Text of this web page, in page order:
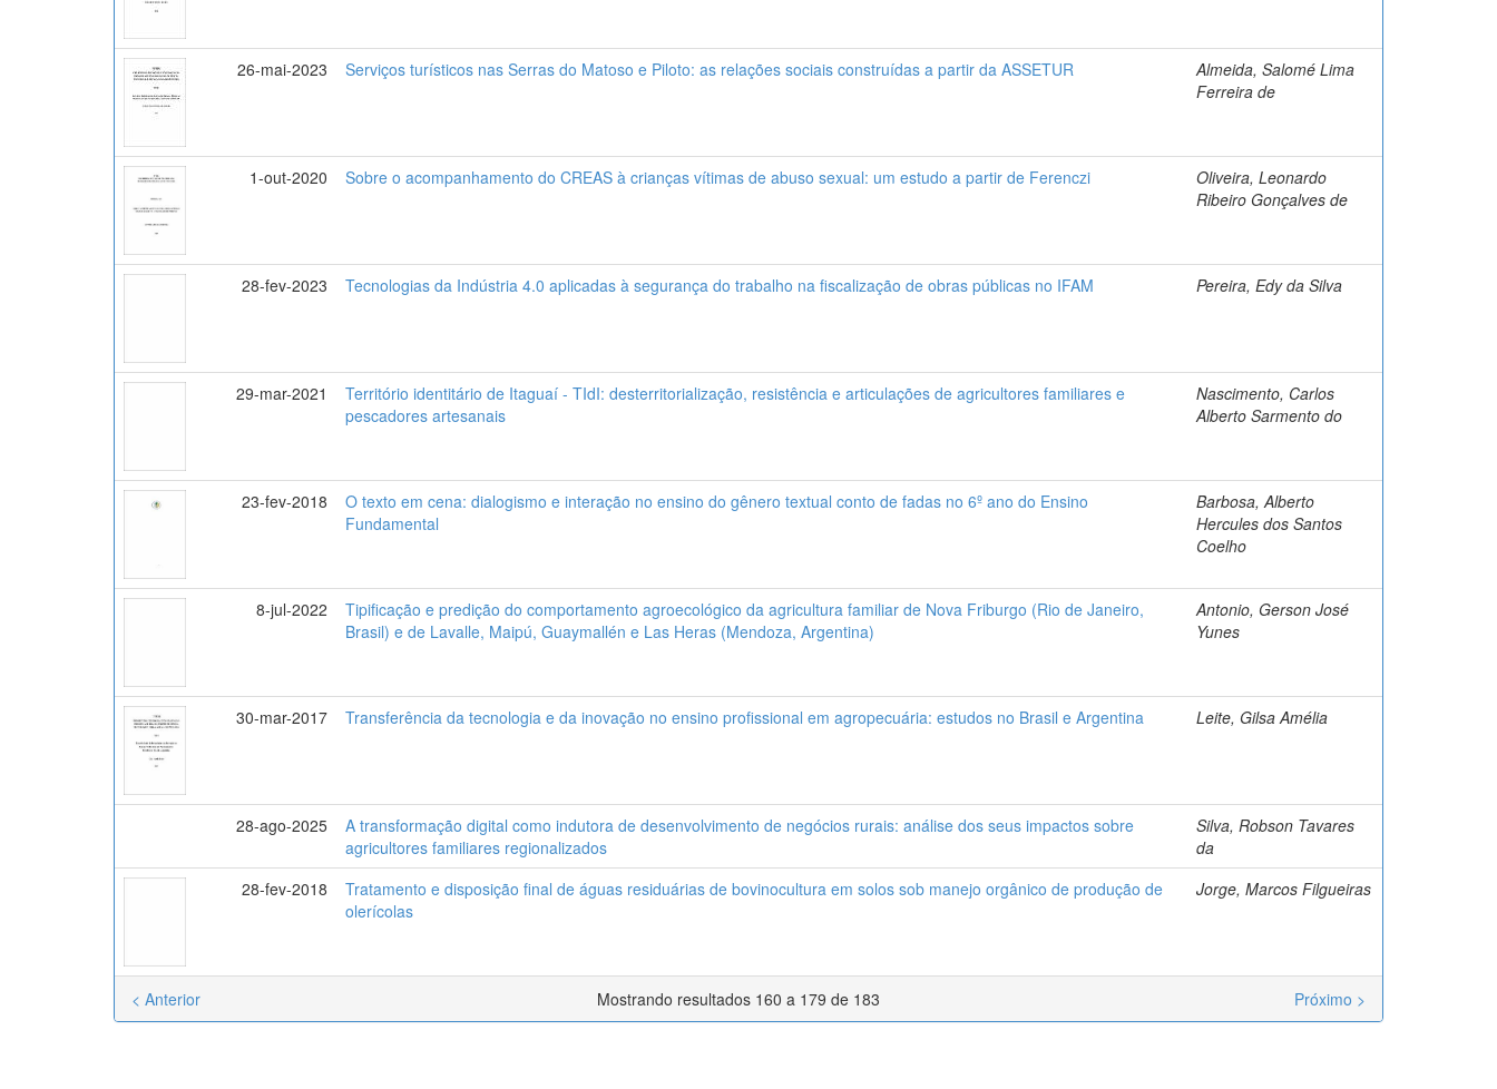
26-mai-2023 Serviços turísticos nas Serras do Matoso e Piloto: as relações sociais construídas a partir da ASSETUR
Almeida, Salomé Lima
Ferreira de
1-out-2020 Sobre o acompanhamento do CREAS à crianças vítimas de abuso sexual: um estudo a partir de Ferenczi
Oliveira, Leonardo
Ribeiro Gonçalves de
28-fev-2023 Tecnologias da Indústria 4.0 aplicadas à segurança do trabalho na fiscalização de obras públicas no IFAM Pereira, Edy da Silva
29-mar-2021
Território identitário de Itaguaí - TIdI: desterritorialização, resistência e articulações de agricultores familiares e
pescadores artesanais
Nascimento, Carlos
Alberto Sarmento do
23-fev-2018
O texto em cena: dialogismo e interação no ensino do gênero textual conto de fadas no 6º ano do Ensino
Fundamental
Barbosa, Alberto
Hercules dos Santos
Coelho
8-jul-2022
Tipificação e predição do comportamento agroecológico da agricultura familiar de Nova Friburgo (Rio de Janeiro,
Brasil) e de Lavalle, Maipú, Guaymallén e Las Heras (Mendoza, Argentina)
Antonio, Gerson José
Yunes
30-mar-2017 Transferência da tecnologia e da inovação no ensino profissional em agropecuária: estudos no Brasil e Argentina Leite, Gilsa Amélia
28-ago-2025
A transformação digital como indutora de desenvolvimento de negócios rurais: análise dos seus impactos sobre
agricultores familiares regionalizados
Silva, Robson Tavares
da
28-fev-2018
Tratamento e disposição final de águas residuárias de bovinocultura em solos sob manejo orgânico de produção de
olerícolas
Jorge, Marcos Filgueiras
Mostrando resultados 160 a 179 de 183
< Anterior Próximo >